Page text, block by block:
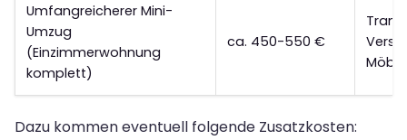
Umfangreicherer Mini-
Umzug
(Einzimmerwohnung
komplett)
ca. 450-550 €
Dazu kommen eventuell folgende Zusatzkosten: